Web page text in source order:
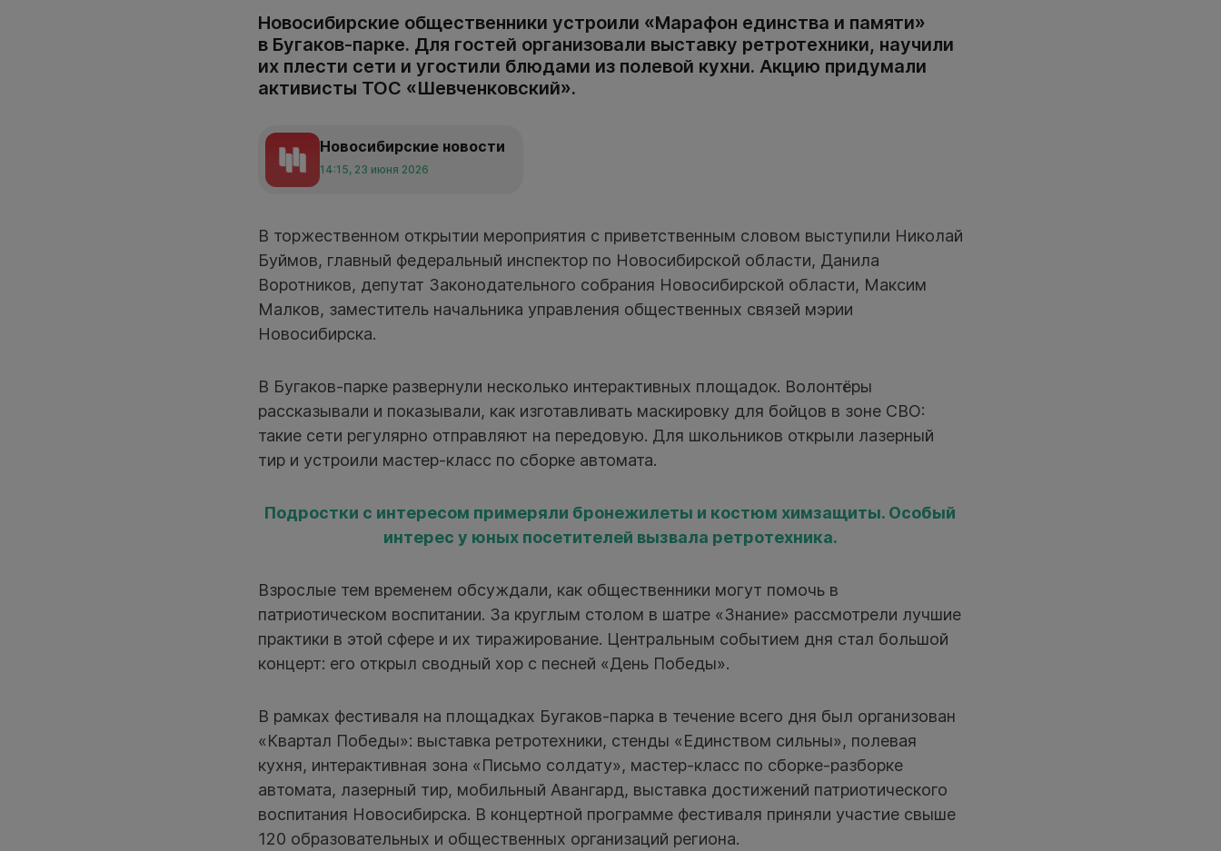
Новосибирские общественники устроили «Марафон единства и памяти»
в Бугаков-парке. Для гостей организовали выставку ретротехники, научили
их плести сети и угостили блюдами из полевой кухни. Акцию придумали
активисты ТОС «Шевченковский».
Новосибирские новости
14:15, 23 июня 2026
В торжественном открытии мероприятия c приветственным словом выступили Николай
Буймов, главный федеральный инспектор по Новосибирской области, Данила
Воротников, депутат Законодательного собрания Новосибирской области, Максим
Малков, заместитель начальника управления общественных связей мэрии
Новосибирска.
В Бугаков-парке развернули несколько интерактивных площадок. Волонтёры
рассказывали и показывали, как изготавливать маскировку для бойцов в зоне СВО:
такие сети регулярно отправляют на передовую. Для школьников открыли лазерный
тир и устроили мастер-класс по сборке автомата.
Подростки с интересом примеряли бронежилеты и костюм химзащиты. Особый
интерес у юных посетителей вызвала ретротехника.
Взрослые тем временем обсуждали, как общественники могут помочь в
патриотическом воспитании. За круглым столом в шатре «Знание» рассмотрели лучшие
практики в этой сфере и их тиражирование. Центральным событием дня стал большой
концерт: его открыл сводный хор с песней «День Победы».
В рамках фестиваля на площадках Бугаков-парка в течение всего дня был организован
«Квартал Победы»: выставка ретротехники, стенды «Единством сильны», полевая
кухня, интерактивная зона «Письмо солдату», мастер-класс по сборке-разборке
автомата, лазерный тир, мобильный Авангард, выставка достижений патриотического
воспитания Новосибирска. В концертной программе фестиваля приняли участие свыше
120 образовательных и общественных организаций региона.